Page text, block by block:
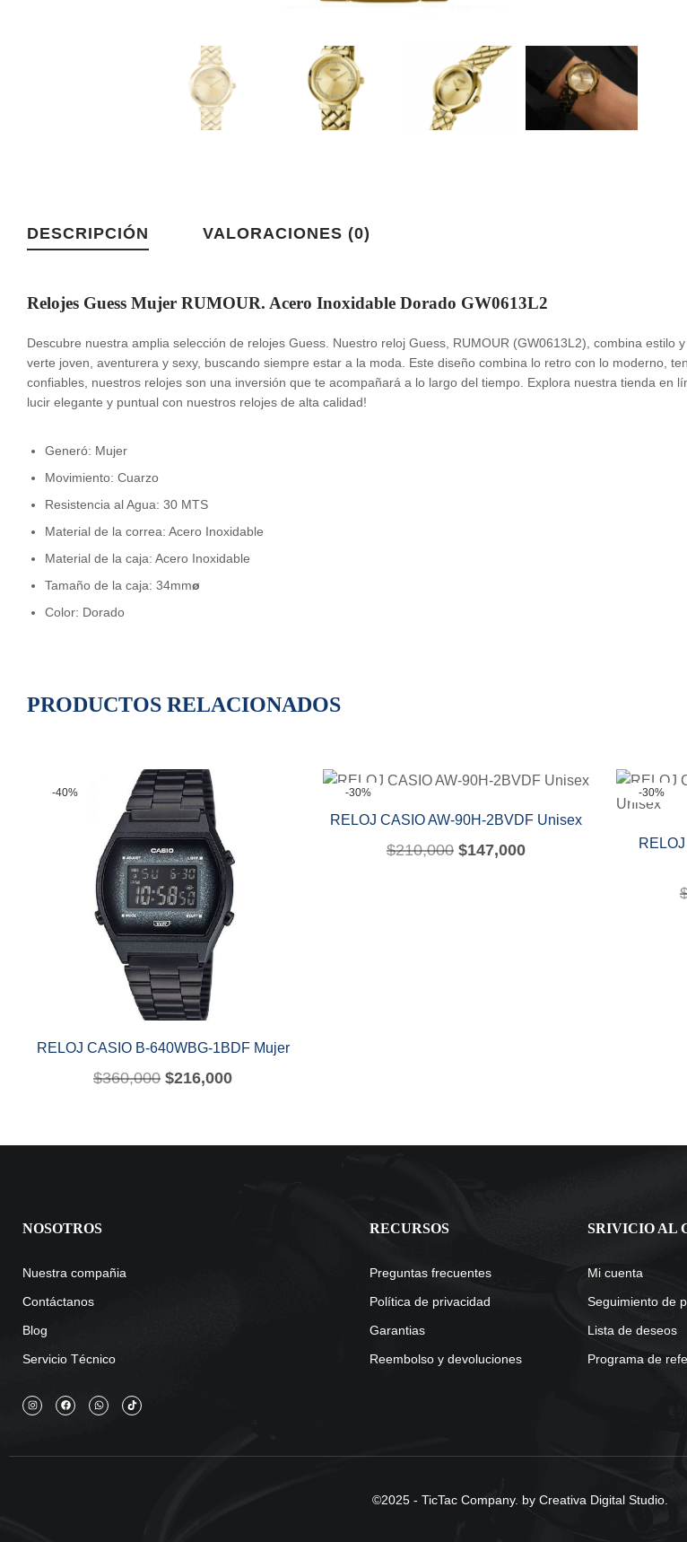
DESCRIPCIÓN VALORACIONES (0)
Relojes Guess Mujer RUMOUR. Acero Inoxidable Dorado GW0613L2
Descubre nuestra amplia selección de relojes Guess. Nuestro reloj Guess, RUMOUR (GW0613L2), combina
verte joven, aventurera y sexy, buscando siempre estar a la moda. Este diseño combina lo retro con lo moderno,
confiables, nuestros relojes son una inversión que te acompañará a lo largo del tiempo. Explora nuestra tienda en
lucir elegante y puntual con nuestros relojes de alta calidad!
Generó: Mujer
Movimiento: Cuarzo
Resistencia al Agua: 30 MTS
Material de la correa: Acero Inoxidable
Material de la caja: Acero Inoxidable
Tamaño de la caja: 34mmø
Color: Dorado
PRODUCTOS RELACIONADOS
-40%
RELOJ CASIO B-640WBG-1BDF Mujer
$360,000 $216,000
-30%
RELOJ CASIO AW-90H-2BVDF Unisex
$210,000 $147,000
-30%
NOSOTROS
Nuestra compañia
Contáctanos
Blog
Servicio Técnico
RECURSOS
Preguntas frecuentes
Política de privacidad
Garantias
Reembolso y devoluciones
SRIVICIO AL
Mi cuenta
Seguimiento de
Lista de deseos
Programa de
©2025 - TicTac Company. by Creativa Digital Studio.